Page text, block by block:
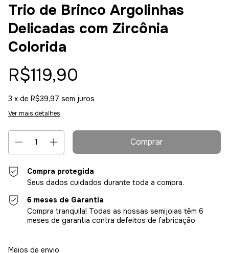
Trio de Brinco Argolinhas
Delicadas com Zircônia
Colorida
R$119,90
3 x de R$39,97 sem juros
Ver mais detalhes
Compra protegida
Seus dados cuidados durante toda a compra.
6 meses de Garantia
Compra tranquila! Todas as nossas semijoias têm 6
meses de garantia contra defeitos de fabricação
Entregas para o CEP:
Meios de envio